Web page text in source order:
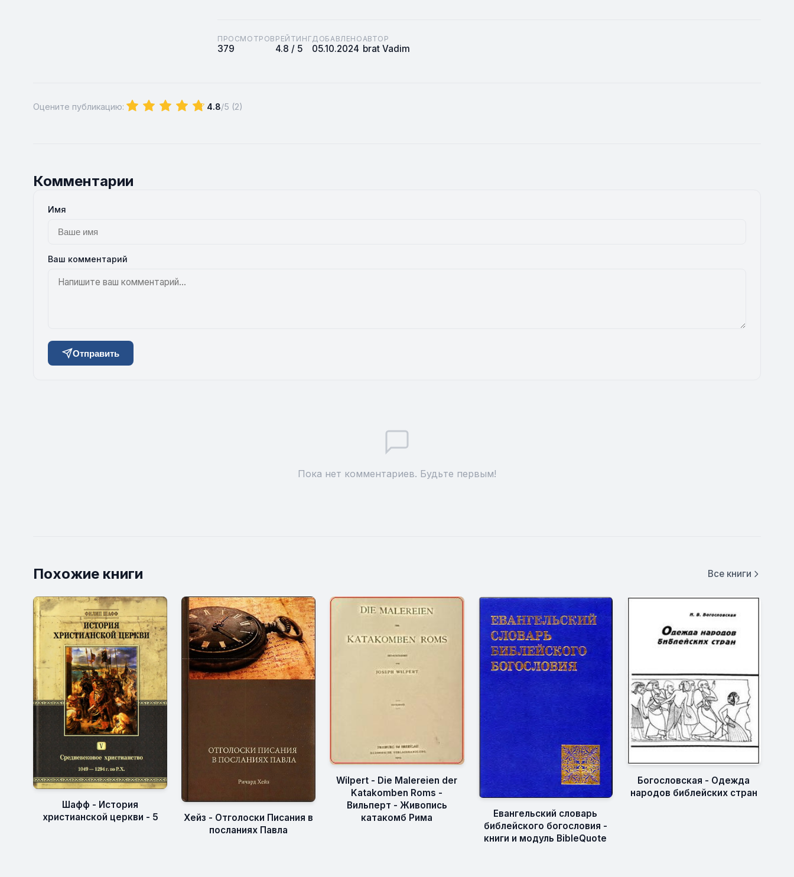
ПРОСМОТРОВ
379
РЕЙТИНГ
4.8 / 5
ДОБАВЛЕНО
05.10.2024
АВТОР
brat Vadim
Оцените публикацию: 4.8/5 (2)
Комментарии
Имя
Ваш комментарий
Отправить
Пока нет комментариев. Будьте первым!
Похожие книги Все книги
Шафф - История
христианской церкви - 5
Хейз - Отголоски Писания в
посланиях Павла
Wilpert - Die Malereien der
Katakomben Roms -
Вильперт - Живопись
катакомб Рима
Евангельский словарь
библейского богословия -
книги и модуль BibleQuote
Богословская - Одежда
народов библейских стран